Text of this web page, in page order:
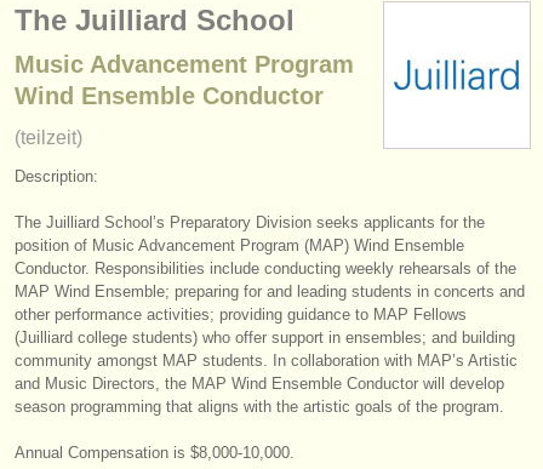
musikwettbewerbe
instrumentenverkauf
verzeichnisse:
orchester
musikhochschulen
jugendorchester
The Juilliard School
Music Advancement Program
Wind Ensemble Conductor
(teilzeit)
Description:
The Juilliard School’s Preparatory Division seeks applicants for the
position of Music Advancement Program (MAP) Wind Ensemble
Conductor. Responsibilities include conducting weekly rehearsals of the
MAP Wind Ensemble; preparing for and leading students in concerts and
other performance activities; providing guidance to MAP Fellows
(Juilliard college students) who offer support in ensembles; and building
community amongst MAP students. In collaboration with MAP’s Artistic
and Music Directors, the MAP Wind Ensemble Conductor will develop
season programming that aligns with the artistic goals of the program.
Annual Compensation is $8,000-10,000.